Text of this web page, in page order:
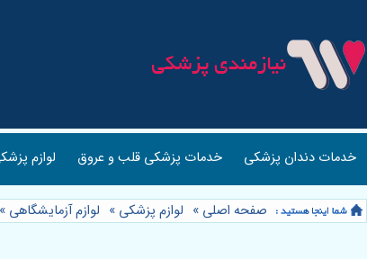
خدمات دندان پزشکی خدمات پزشکی قلب و عروق لوازم
صفحه اصلی » لوازم پزشکی » لوازم آزمایشگاهی »